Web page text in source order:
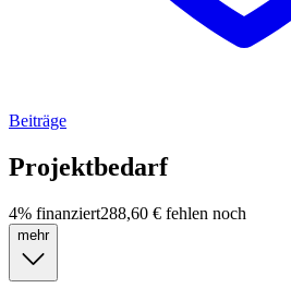
Beiträge
Projektbedarf
4% finanziert288,60 € fehlen noch
mehr